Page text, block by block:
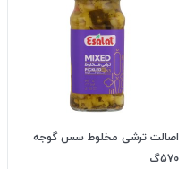
اصالت ترشی مخلوط سس گوجه
570گ